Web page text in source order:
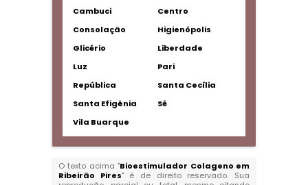
Cambuci
Centro
Consolação
Higienópolis
Glicério
Liberdade
Luz
Pari
República
Santa Cecília
Santa Efigênia
Sé
Vila Buarque
O texto acima "Bioestimulador Colageno em
Ribeirão Pires" é de direito reservado. Sua